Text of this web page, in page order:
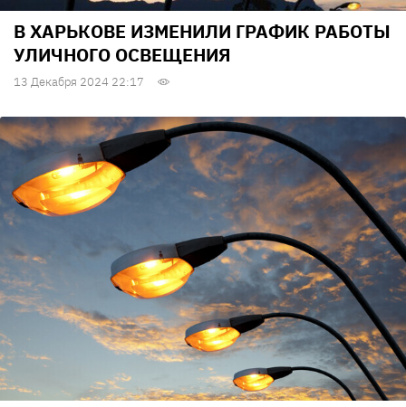
В ХАРЬКОВЕ ИЗМЕНИЛИ ГРАФИК РАБОТЫ
УЛИЧНОГО ОСВЕЩЕНИЯ
13 Декабря 2024 22:17